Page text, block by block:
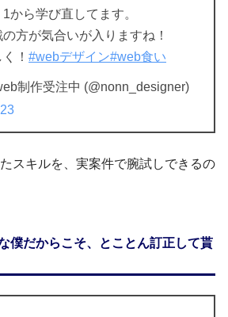
から学び直してます。
方が気合いが入りますね！
！ #webデザイン#web食い
制作受注中 (@nonn_designer)
スキルを、実案件で腕試しできるの
僕だからこそ、とことん訂正して貰